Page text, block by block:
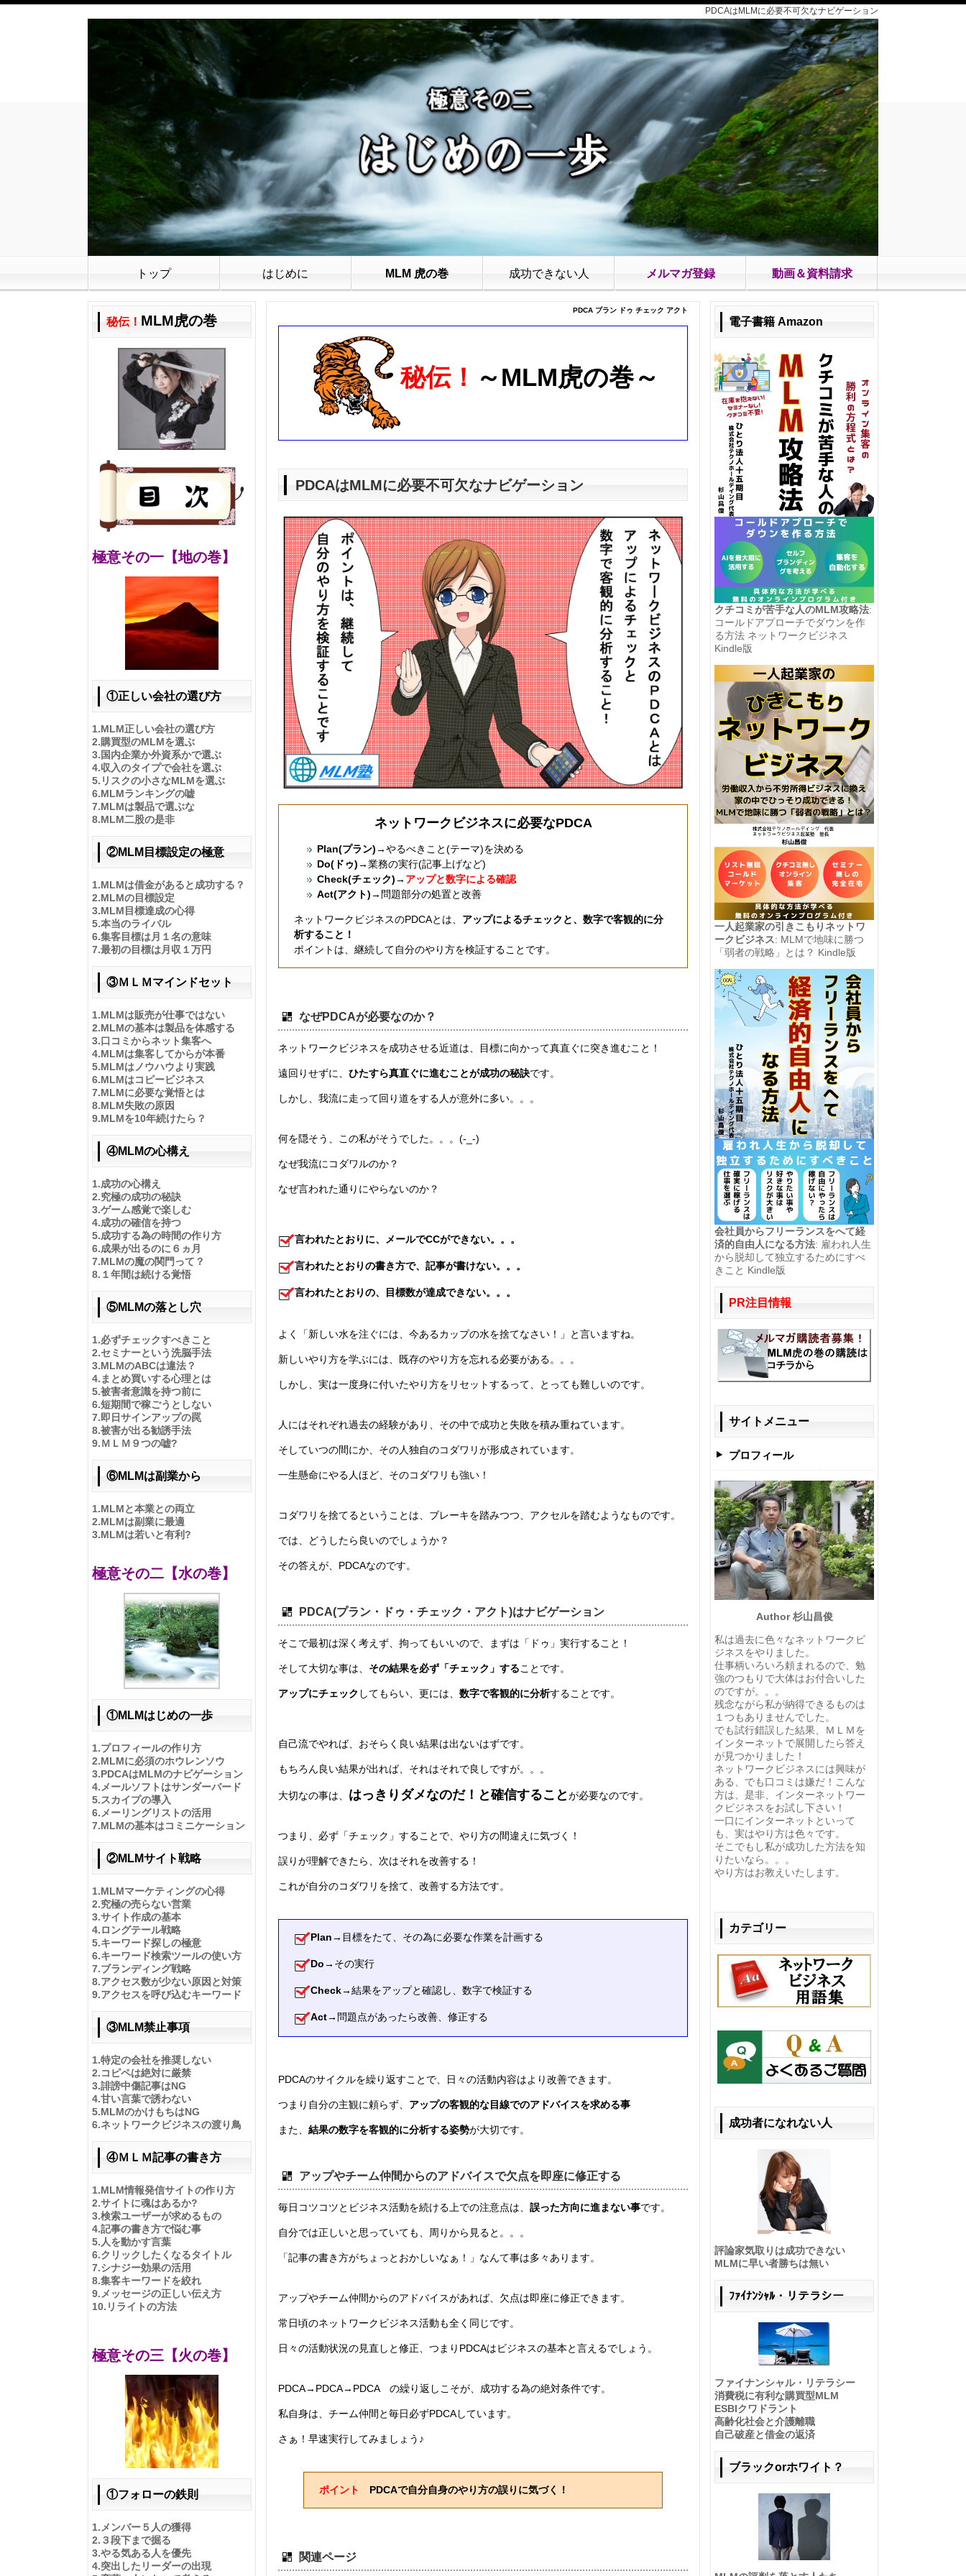
PDCAはMLMに必要不可欠なナビゲーション
トップ はじめに MLM 虎の巻 成功できない人 メルマガ登録 動画＆資料請求
PDCA プラン ドゥ チェック アクト
秘伝！ ～MLM虎の巻～
PDCAはMLMに必要不可欠なナビゲーション
ネットワークビジネスに必要なPDCA
Plan(プラン)→やるべきこと(テーマ)を決める
Do(ドゥ)→業務の実行(記事上げなど)
Check(チェック)→ アップと数字による確認
Act(アクト)→ 問題部分の処置と改善
ネットワークビジネスのPDCAとは、 アップによるチェックと、数字で客観的に分
析すること！
ポイントは、継続して自分のやり方を検証することです。
なぜPDCAが必要なのか？
ネットワークビジネスを成功させる近道は、目標に向かって真直ぐに突き進むこと！
遠回りせずに、 ひたすら真直ぐに進むことが成功の秘訣です。
しかし、我流に走って回り道をする人が意外に多い。。。
何を隠そう、この私がそうでした。。。(-_-)ゞ
なぜ我流にコダワルのか？
なぜ言われた通りにやらないのか？
言われたとおりに、メールでCCができない。。。
言われたとおりの書き方で、記事が書けない。。。
言われたとおりの、目標数が達成できない。。。
よく「新しい水を注ぐには、今あるカップの水を捨てなさい！」と言いますね。
新しいやり方を学ぶには、既存のやり方を忘れる必要がある。。。
しかし、実は一度身に付いたやり方をリセットするって、とっても難しいのです。
人にはそれぞれ過去の経験があり、その中で成功と失敗を積み重ねています。
そしていつの間にか、その人独自のコダワリが形成されています。
一生懸命にやる人ほど、そのコダワリも強い！
コダワリを捨てるということは、ブレーキを踏みつつ、アクセルを踏むようなものです。
では、どうしたら良いのでしょうか？
その答えが、PDCAなのです。
PDCA(プラン・ドゥ・チェック・アクト)はナビゲーション
そこで最初は深く考えず、拘ってもいいので、まずは「ドゥ」実行すること！
そして大切な事は、 その結果を必ず「チェック」することです。
アップにチェック してもらい、更には、 数字で客観的に分析することです。
自己流でやれば、おそらく良い結果は出ないはずです。
もちろん良い結果が出れば、それはそれで良しですが。。。
大切なの事は、 はっきりダメなのだ！と確信することが必要なのです。
つまり、必ず「チェック」することで、やり方の間違えに気づく！
誤りが理解できたら、次はそれを改善する！
これが自分のコダワリを捨て、改善する方法です。
Plan→ 目標をたて、その為に必要な作業を計画する
Do→ その実行
Check→結果をアップと確認し、数字で検証する
Act→ 問題点があったら改善、修正する
PDCAのサイクルを繰り返すことで、日々の活動内容はより改善できます。
つまり自分の主観に頼らず、 アップの客観的な目線でのアドバイスを求める事
また、 結果の数字を客観的に分析する姿勢が大切です。
アップやチーム仲間からのアドバイスで欠点を即座に修正する
毎日コツコツとビジネス活動を続ける上での注意点は、 誤った方向に進まない事です。
自分では正しいと思っていても、周りから見ると。。。
「記事の書き方がちょっとおかしいなぁ！」なんて事は多々あります。
アップやチーム仲間からのアドバイスがあれば、欠点は即座に修正できます。
常日頃のネットワークビジネス活動も全く同じです。
日々の活動状況の見直しと修正、つまりPDCAはビジネスの基本と言えるでしょう。
PDCA→PDCA→PDCA の繰り返しこそが、成功する為の絶対条件です。
私自身は、チーム仲間と毎日必ずPDCAしています。
さぁ！早速実行してみましょう♪
ポイント PDCAで自分自身のやり方の誤りに気づく！
関連ページ
秘伝！ MLM虎の巻
極意その一【地の巻】
①正しい会社の選び方
1.MLM正しい会社の選び方
2.購買型のMLMを選ぶ
3.国内企業か外資系かで選ぶ
4.収入のタイプで会社を選ぶ
5. リスクの小さなMLMを選ぶ
6.MLMランキングの嘘
7.MLMは製品で選ぶな
8.MLM二股の是非
②MLM目標設定の極意
1.MLMは借金があると成功する？
2.MLMの目標設定
3.MLM目標達成の心得
5.本当のライバル
6.集客目標は月１名の意味
7.最初の目標は月収１万円
③ＭＬＭマインドセット
1.MLMは販売が仕事ではない
2.MLMの基本は製品を体感する
3.口コミからネット集客へ
4.MLMは集客してからが本番
5.MLMはノウハウより実践
6.MLMはコピービジネス
7.MLMに必要な覚悟とは
8.MLM失敗の原因
9.MLMを10年続けたら？
④MLMの心構え
1.成功の心構え
2.究極の成功の秘訣
3.ゲーム感覚で楽しむ
4.成功の確信を持つ
5.成功する為の時間の作り方
6.成果が出るのに６ヵ月
7.MLMの魔の関門って？
8. １年間は続ける覚悟
⑤MLMの落とし穴
1.必ずチェックすべきこと
2.セミナーという洗脳手法
3.MLMのABCは違法？
4. まとめ買いする心理とは
5.被害者意識を持つ前に
6.短期間で稼ごうとしない
7.即日サインアップの罠
8.被害が出る勧誘手法
9.ＭＬＭ９つの嘘?
⑥MLMは副業から
1.MLMと本業との両立
2.MLMは副業に最適
3.MLMは若いと有利?
極意その二【水の巻】
①MLMはじめの一歩
1.プロフィールの作り方
2.MLMに必須のホウレンソウ
3.PDCAはMLMのナビゲーション
4. メールソフトはサンダーバード
5.スカイプの導入
6. メーリングリストの活用
7.MLMの基本はコミニケーション
②MLMサイト戦略
1.MLMマーケティングの心得
2.究極の売らない営業
3.サイト作成の基本
4.ロングテール戦略
5.キーワード探しの極意
6.キーワード検索ツールの使い方
7.ブランディング戦略
8.アクセス数が少ない原因と対策
9.アクセスを呼び込むキーワード
③MLM禁止事項
1.特定の会社を推奨しない
2.コピペは絶対に厳禁
3.誹謗中傷記事はNG
4.甘い言葉で誘わない
5.MLMのかけもちはNG
6.ネットワークビジネスの渡り鳥
④ＭＬＭ記事の書き方
1.MLM情報発信サイトの作り方
2.サイトに魂はあるか?
3.検索ユーザーが求めるもの
4.記事の書き方で悩む事
5. 人を動かす言葉
6.クリックしたくなるタイトル
7.シナジー効果の活用
8.集客キーワードを絞れ
9. メッセージの正しい伝え方
10. リライトの方法
極意その三【火の巻】
①フォローの鉄則
1. メンバー５人の獲得
2. ３段下まで掘る
3.やる気ある人を優先
4.突出したリーダーの出現
電子書籍 Amazon
クチコミが苦手な人のMLM攻略法:
コールドアプローチでダウンを作
る方法 ネットワークビジネス
Kindle版
一人起業家の引きこもりネットワ
ークビジネス: MLMで地味に勝つ
「弱者の戦略」とは？ Kindle版
会社員からフリーランスをへて経
済的自由人になる方法: 雇われ人生
から脱却して独立するためにすべ
きこと Kindle版
PR注目情報
サイトメニュー
プロフィール
Author 杉山昌俊
私は過去に色々なネットワークビ
ジネスをやりました。
仕事柄いろいろ頼まれるので、勉
強のつもりで大体はお付合いした
のですが。。。
残念ながら私が納得できるものは
１つもありませんでした。
でも試行錯誤した結果、ＭＬＭを
インターネットで展開したら答え
が見つかりました！
ネットワークビジネスには興味が
ある、でも口コミは嫌だ！こんな
方は、是非、インターネットワー
クビジネスをお試し下さい！
一口にインターネットといって
も、実はやり方は色々です。
そこでもし私が成功した方法を知
りたいなら。。。
やり方はお教えいたします。
カテゴリー
成功者になれない人
評論家気取りは成功できない
MLMに早い者勝ちは無い
ﾌｧｲﾅﾝｼｬﾙ・リテラシー
ファイナンシャル・リテラシー
消費税に有利な購買型MLM
ESBIクワドラント
高齢化社会と介護離職
自己破産と借金の返済
ブラックorホワイト？